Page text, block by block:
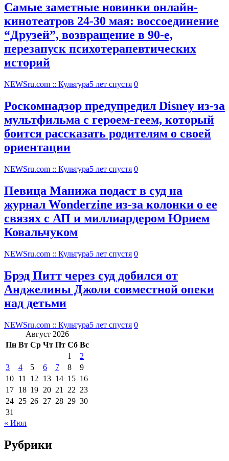
Самые заметные новинки онлайн-
кинотеатров 24-30 мая: воссоединение
“Друзей”, возвращение в 90-е,
перезапуск психотерапевтических
историй
NEWSru.com :: Культура5 лет спустя 0
Роскомнадзор предупредил Disney из-за
мультфильма c героем-геем, который
боится рассказать родителям о своей
ориентации
NEWSru.com :: Культура5 лет спустя 0
Певица Манижа подаст в суд на
журнал Wonderzine из-за колонки о ее
связях с АП и миллиардером Юрием
Ковальчуком
NEWSru.com :: Культура5 лет спустя 0
Брэд Питт через суд добился от
Анджелины Джоли совместной опеки
над детьми
NEWSru.com :: Культура5 лет спустя 0
Август 2026
Пн Вт Ср Чт Пт Сб Вс
1
2
3
4 5 6 7 8
9
10 11 12 13 14 15 16
17 18 19 20 21 22 23
24 25 26 27 28 29 30
31
« Июл
Рубрики